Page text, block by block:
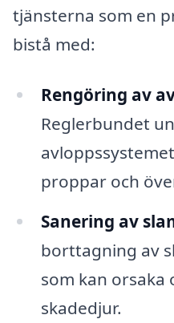
tjänsterna som en
bistå med:
Rengöring av
Reglerbundet
proppar och
Sanering av
borttagning av
som kan orsaka
skadedjur.